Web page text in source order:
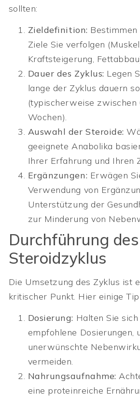
sollten:
Zieldefinition: Bestimmen
Ziele Sie verfolgen
Kraftsteigerung,
Dauer des Zyklus: Legen
lange der Zyklus dauern
(typischerweise zwischen
Wochen).
Auswahl der Steroide:
geeignete Anabolika
Ihrer Erfahrung und Ihren
Ergänzungen: Erwägen
Verwendung von
Unterstützung der
zur Minderung von
Durchführung des
Steroidzyklus
Die Umsetzung des Zyklus ist
kritischer Punkt. Hier einige
Dosierung: Halten Sie sich
empfohlene Dosierungen,
unerwünschte
vermeiden.
Nahrungsaufnahme:
eine proteinreiche